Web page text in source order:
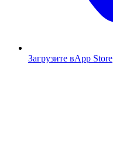
Загрузите вApp Store